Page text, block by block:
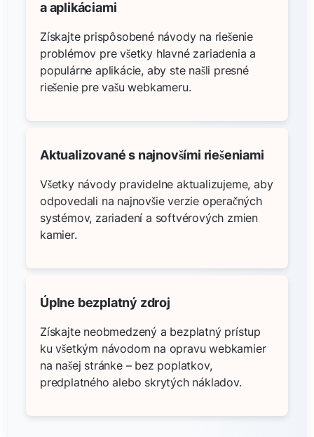
a aplikáciami
Získajte prispôsobené návody na riešenie
problémov pre všetky hlavné zariadenia a
populárne aplikácie, aby ste našli presné
riešenie pre vašu webkameru.
Aktualizované s najnovšími riešeniami
Všetky návody pravidelne aktualizujeme, aby
odpovedali na najnovšie verzie operačných
systémov, zariadení a softvérových zmien
kamier.
Úplne bezplatný zdroj
Získajte neobmedzený a bezplatný prístup
ku všetkým návodom na opravu webkamier
na našej stránke – bez poplatkov,
predplatného alebo skrytých nákladov.